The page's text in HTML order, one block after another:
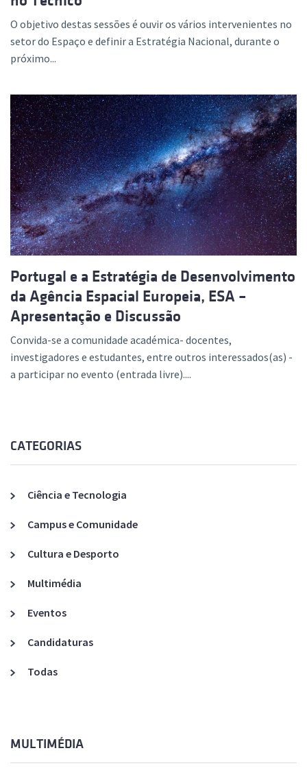
O objetivo destas sessões é ouvir os vários intervenientes no
setor do Espaço e definir a Estratégia Nacional, durante o
próximo...
Portugal e a Estratégia de Desenvolvimento
da Agência Espacial Europeia, ESA –
Apresentação e Discussão
Convida-se a comunidade académica- docentes,
investigadores e estudantes, entre outros interessados(as) -
a participar no evento (entrada livre)....
CATEGORIAS
Ciência e Tecnologia
Campus e Comunidade
Cultura e Desporto
Multimédia
Eventos
Candidaturas
Todas
MULTIMÉDIA